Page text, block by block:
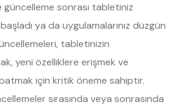
güncelleme sonrası tabletiniz
ya da uygulamalarınız düzgün
tabletinizin
yeni özelliklere erişmek ve
için kritik öneme sahiptir.
sırasında veya sonrasında